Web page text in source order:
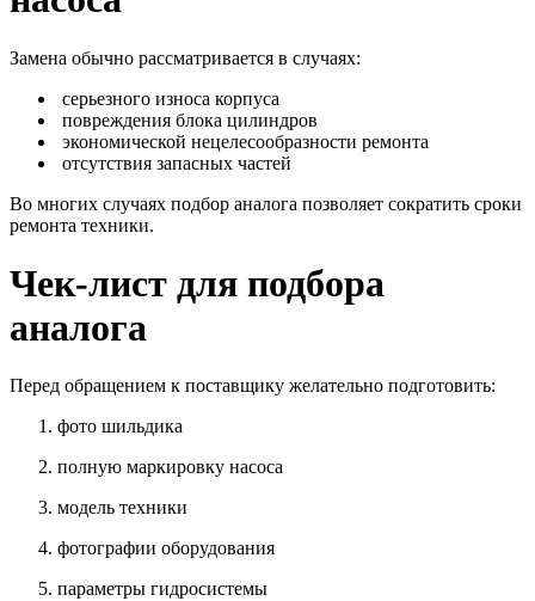
Замена обычно рассматривается в случаях:
серьезного износа корпуса
повреждения блока цилиндров
экономической нецелесообразности ремонта
отсутствия запасных частей
Во многих случаях подбор аналога позволяет сократить сроки
ремонта техники.
Чек-лист для подбора
аналога
Перед обращением к поставщику желательно подготовить:
фото шильдика
полную маркировку насоса
модель техники
фотографии оборудования
параметры гидросистемы